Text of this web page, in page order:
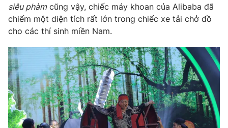
Tư vấn
Chuyên mục khác
Emagazine Podcast
Photo Infographic
Video Shorts video
siêu phàmcũng vậy, chiếc máy khoan của Alibaba đã
chiếm một diện tích rất lớn trong chiếc xe tải chở đồ
cho các thí sinh miền Nam.